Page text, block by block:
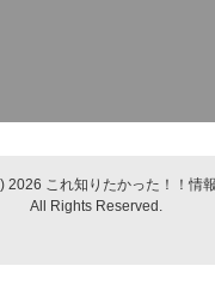
2026 これ知りたかった！！情
All Rights Reserved.